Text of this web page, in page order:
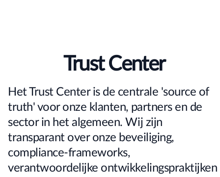
Trust Center
Het Trust Center is de centrale 'source of
truth' voor onze klanten, partners en de
sector in het algemeen. Wij zijn
transparant over onze beveiliging,
compliance-frameworks,
verantwoordelijke ontwikkelingspraktijken